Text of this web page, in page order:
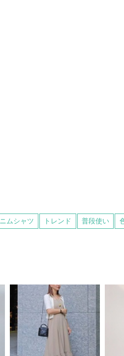
ムシャツ トレンド 普段使い